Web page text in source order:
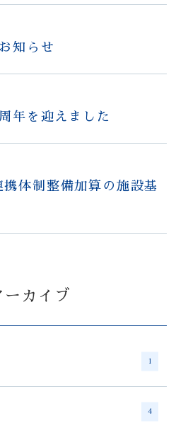
知らせ
年を迎えました
体制整備加算の施設基
ーカイブ
1
4